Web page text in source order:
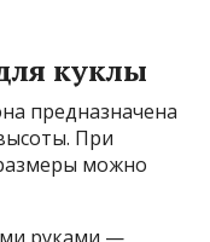
куклы
предназначена
При
можно